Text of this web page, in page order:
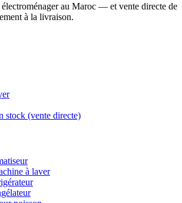
au Maroc — et vente directe de
à la livraison.
stock (vente directe)
à laver